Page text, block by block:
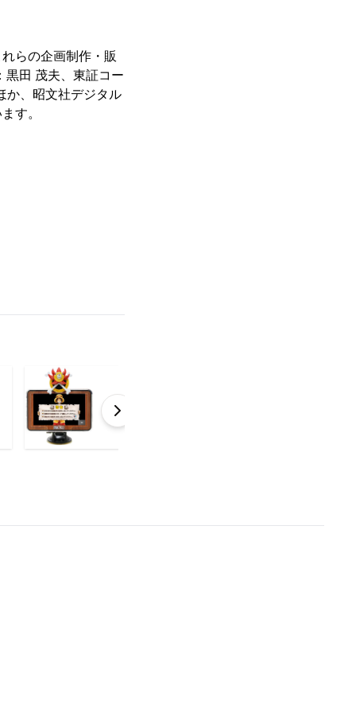
らの企画制作・販
黒田 茂夫、東証コー
か、昭文社デジタル
す。